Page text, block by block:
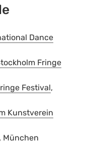
Dance
Fringe
Festival,
Kunstverein
, München